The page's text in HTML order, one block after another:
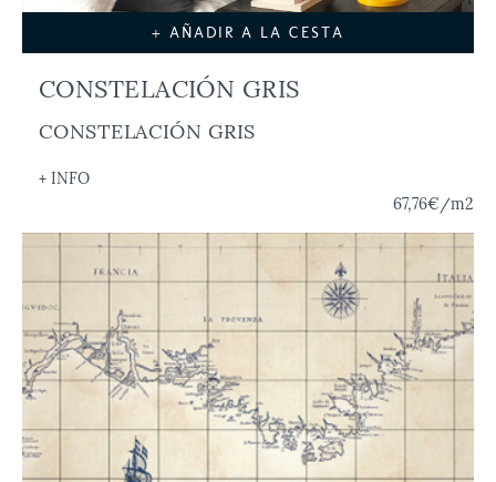
+ AÑADIR A LA CESTA
CONSTELACIÓN GRIS
CONSTELACIÓN GRIS
+ INFO
67,76€ /m2